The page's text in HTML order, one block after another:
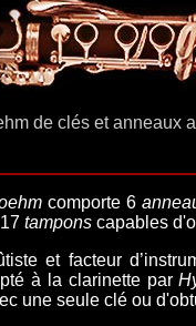
de clés et anneaux
comporte 6
tampons capables
et facteur
à la clarinette par
une seule clé ou